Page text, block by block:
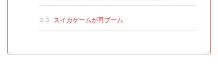
2.3 スイカゲームが再ブーム